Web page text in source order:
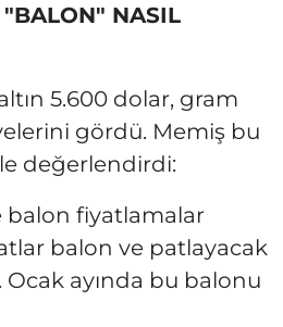
NASIL
5.600 dolar, gram
gördü. Memiş bu
değerlendirdi:
balon fiyatlamalar
balon ve patlayacak
Ocak ayında bu balonu